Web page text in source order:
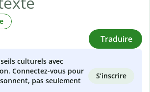
Traduire
culturels avec
Connectez-vous pour
pas seulement
S’inscrire